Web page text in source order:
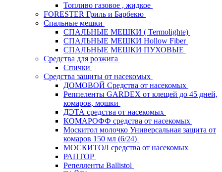
Топливо газовое , жидкое
FORESTER Гриль и Барбекю
Спальные мешки
СПАЛЬНЫЕ МЕШКИ ( Termolighte)
СПАЛЬНЫЕ МЕШКИ Hollow Fiber
СПАЛЬНЫЕ МЕШКИ ПУХОВЫЕ
Средства для розжига
Спички
Средства защиты от насекомых
ДОМОВОЙ Средства от насекомых
Реппеленты GARDEX от клещей до 45 дней,
комаров, мошки
ДЭТА средства от насекомых
КОМАРОФФ средства от насекомых
Москитол молочко Универсальная защита от
комаров 150 мл (6/24)
МОСКИТОЛ средства от насекомых
РАПТОР
Репелленты Ballistol